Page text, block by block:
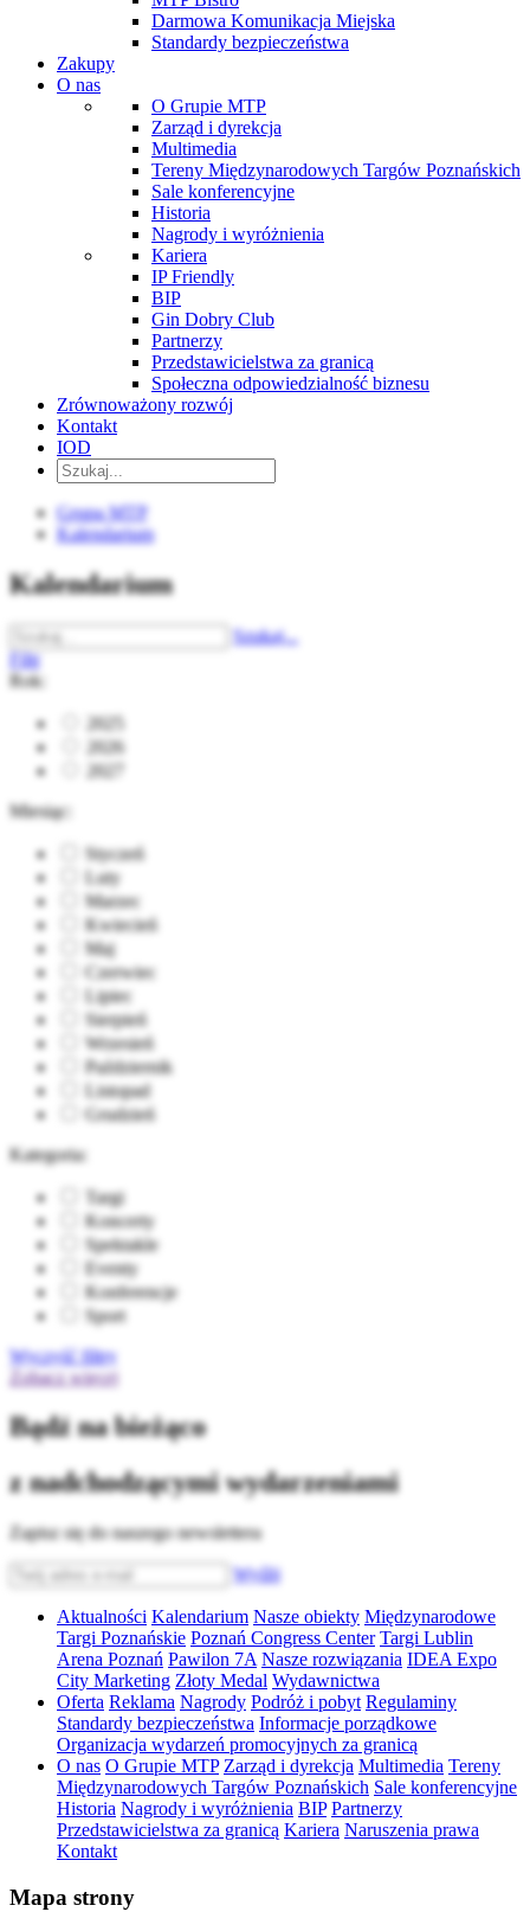
Darmowa Komunikacja Miejska
Standardy bezpieczeństwa
Zakupy
O nas
O Grupie MTP
Zarząd i dyrekcja
Multimedia
Tereny Międzynarodowych Targów Poznańskich
Sale konferencyjne
Historia
Nagrody i wyróżnienia
Kariera
IP Friendly
BIP
Gin Dobry Club
Partnerzy
Przedstawicielstwa za granicą
Społeczna odpowiedzialność biznesu
Zrównoważony rozwój
Kontakt
IOD
Grupa MTP
Kalendarium
Kalendarium
Szukaj...
Filtr
Rok:
2025
2026
2027
Miesiąc:
Styczeń
Luty
Marzec
Kwiecień
Maj
Czerwiec
Lipiec
Sierpień
Wrzesień
Październik
Listopad
Grudzień
Kategoria:
Targi
Koncerty
Spektakle
Eventy
Konferencje
Sport
Wyczyść filtry
Zobacz więcej
Bądź na bieżąco
z nadchodzącymi wydarzeniami
Zapisz się do naszego newslettera
Wyślij
Aktualności Kalendarium Nasze obiekty Międzynarodowe
Targi Poznańskie Poznań Congress Center Targi Lublin
Arena Poznań Pawilon 7A Nasze rozwiązania IDEA Expo
City Marketing Złoty Medal Wydawnictwa
Oferta Reklama Nagrody Podróż i pobyt Regulaminy
Standardy bezpieczeństwa Informacje porządkowe
Organizacja wydarzeń promocyjnych za granicą
O nas O Grupie MTP Zarząd i dyrekcja Multimedia Tereny
Międzynarodowych Targów Poznańskich Sale konferencyjne
Historia Nagrody i wyróżnienia BIP Partnerzy
Przedstawicielstwa za granicą Kariera Naruszenia prawa
Kontakt
Mapa strony